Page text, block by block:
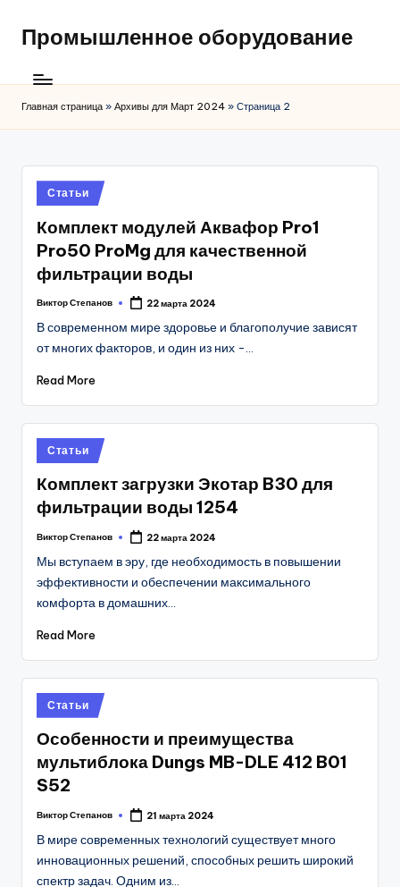
Промышленное оборудование
Главная страница » Архивы для Март 2024 » Страница 2
Posted
in
Статьи
Комплект модулей Аквафор Pro1
Pro50 ProMg для качественной
фильтрации воды
Posted
Виктор Степанов 22 марта 2024
В современном мире здоровье и благополучие зависят
от многих факторов, и один из них -…
Read More
Posted
in
Статьи
Комплект загрузки Экотар B30 для
фильтрации воды 1254
Posted
Виктор Степанов 22 марта 2024
Мы вступаем в эру, где необходимость в повышении
эффективности и обеспечении максимального
комфорта в домашних…
Read More
Posted
in
Статьи
Особенности и преимущества
мультиблока Dungs MB-DLE 412 B01
S52
Posted
Виктор Степанов 21 марта 2024
В мире современных технологий существует много
инновационных решений, способных решить широкий
спектр задач. Одним из…